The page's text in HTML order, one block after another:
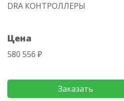
DRA КОНТРОЛЛЕРЫ
Цена
580 556 ₽
Заказать